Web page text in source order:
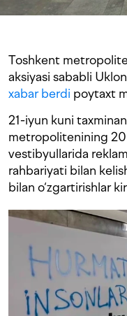
Toshkent
aksiyasi sababli
xabar berdi poytaxt
21-iyun kuni
metropolitenining
vestibyullarida
rahbariyati bilan
bilan o‘zgartirishlar